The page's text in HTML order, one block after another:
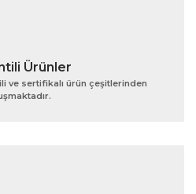
Gönder
Ürünler
ve sertifikalı ürün çeşitlerinden